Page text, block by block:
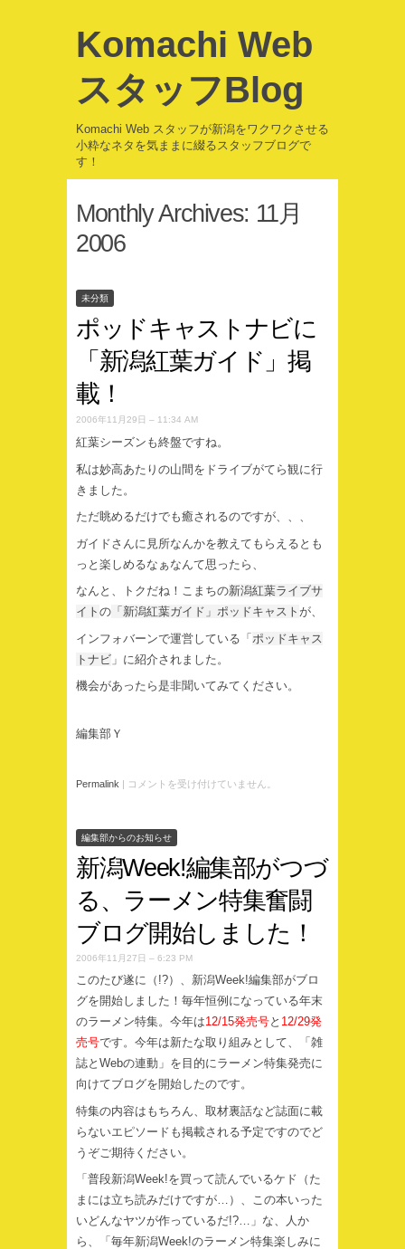
Komachi Web
スタッフBlog
Komachi Web スタッフが新潟をワクワクさせる
小粋なネタを気ままに綴るスタッフブログで
す！
Monthly Archives: 11月
2006
未分類
ポッドキャストナビに
「新潟紅葉ガイド」掲
載！
2006年11月29日 – 11:34 AM
紅葉シーズンも終盤ですね。
私は妙高あたりの山間をドライブがてら観に行
きました。
ただ眺めるだけでも癒されるのですが、、、
ガイドさんに見所なんかを教えてもらえるとも
っと楽しめるなぁなんて思ったら、
なんと、トクだね！こまちの新潟紅葉ライブサ
イト の 「新潟紅葉ガイド」ポッドキャスト が、
インフォバーンで運営している「ポッドキャス
トナビ 」に紹介されました。
機会があったら是非聞いてみてください。
編集部Ｙ
Permalink | コメントを受け付けていません。
編集部からのお知らせ
新潟Week!編集部がつづ
る、ラーメン特集奮闘
ブログ開始しました！
2006年11月27日 – 6:23 PM
このたび遂に（!?）、新潟Week!編集部がブロ
グを開始しました！毎年恒例になっている年末
のラーメン特集。今年は12/15発売号と 12/29発
売号です。今年は新たな取り組みとして、「雑
誌とWebの連動」を目的にラーメン特集発売に
向けてブログを開始したのです。
特集の内容はもちろん、取材裏話など誌面に載
らないエピソードも掲載される予定ですのでど
うぞご期待ください。
「普段新潟Week!を買って読んでいるケド（た
まには立ち読みだけですが…）、この本いった
いどんなヤツが作っているだ!?…」な、人か
ら、「毎年新潟Week!のラーメン特集楽しみに